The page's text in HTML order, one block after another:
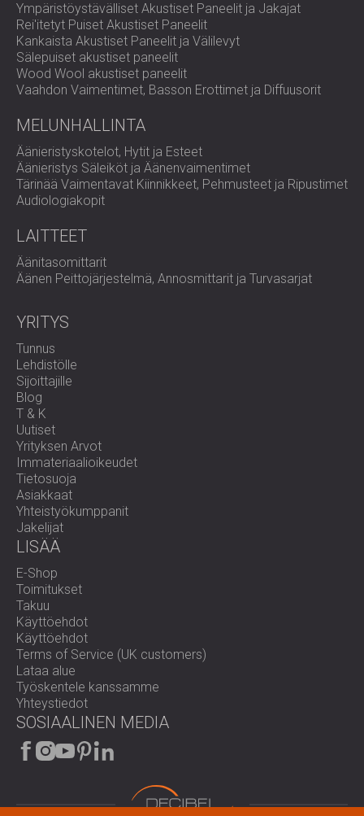
Ympäristöystävälliset Akustiset Paneelit ja Jakajat
Rei'itetyt Puiset Akustiset Paneelit
Kankaista Akustiset Paneelit ja Välilevyt
Sälepuiset akustiset paneelit
Wood Wool akustiset paneelit
Vaahdon Vaimentimet, Basson Erottimet ja Diffuusorit
MELUNHALLINTA
Äänieristyskotelot, Hytit ja Esteet
Äänieristys Säleiköt ja Äänenvaimentimet
Tärinää Vaimentavat Kiinnikkeet, Pehmusteet ja Ripustimet
Audiologiakopit
LAITTEET
Äänitasomittarit
Äänen Peittojärjestelmä, Annosmittarit ja Turvasarjat
YRITYS
Tunnus
Lehdistölle
Sijoittajille
Blog
T & K
Uutiset
Yrityksen Arvot
Immateriaalioikeudet
Tietosuoja
Asiakkaat
Yhteistyökumppanit
Jakelijat
LISÄÄ
E-Shop
Toimitukset
Takuu
Käyttöehdot
Käyttöehdot
Terms of Service (UK customers)
Lataa alue
Työskentele kanssamme
Yhteystiedot
SOSIAALINEN MEDIA